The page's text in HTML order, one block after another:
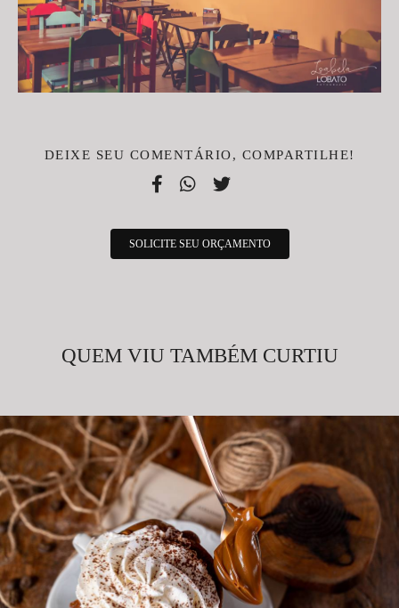
DEIXE SEU COMENTÁRIO, COMPARTILHE!
SOLICITE SEU ORÇAMENTO
QUEM VIU TAMBÉM CURTIU